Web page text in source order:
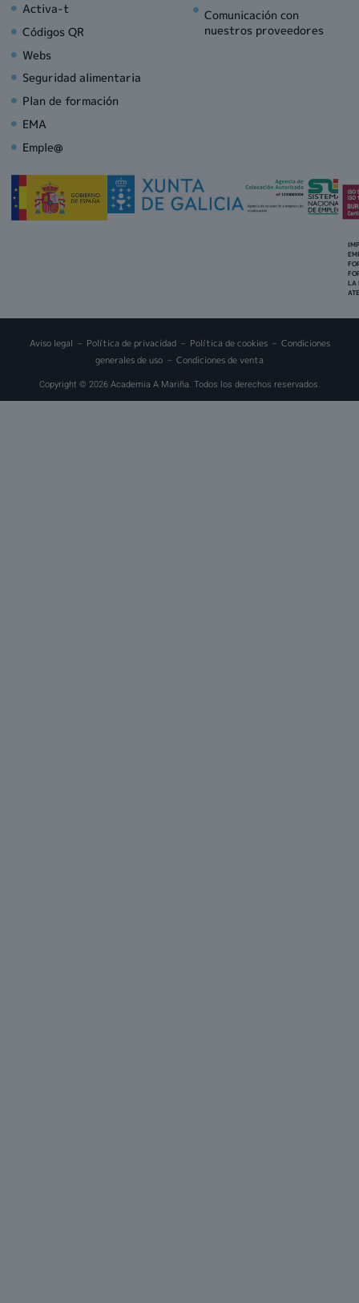
Activa-t
Códigos QR
Webs
Seguridad alimentaria
Plan de formación
EMA
Emple@
Comunicación con
nuestros proveedores
LA
Aviso legal – Política de privacidad– Política de cookies– Condiciones
generales de uso – Condiciones de venta
Copyright © 2026 Academia A Mariña. Todos los derechos reservados.